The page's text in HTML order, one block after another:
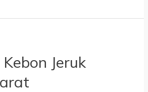
Jeruk